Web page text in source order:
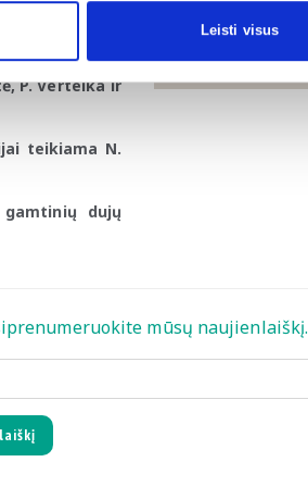
Leisti visus
direktorę P.
P. Vertelka ir
teikiama N.
dujų
« 1 2
mūsų naujienlaiškį.